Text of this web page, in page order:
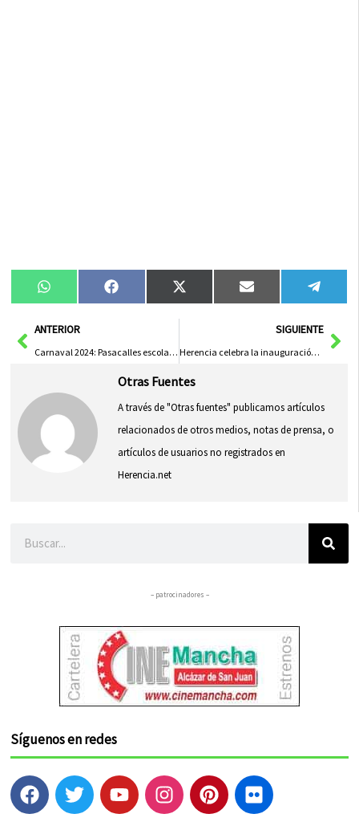
Compartir
en
WhatsAppCompartir
en
FacebookCompartir
en
X
(Twitter)
Compartir
en
Email
en
AntANTERIOR
Carnaval 2024: Pasacalles escolar del jueves
SIGUIENTE
Herencia celebra la inauguración del Carnaval 2024 con una explosión de tradición y color
Otras Fuentes
A través de "Otras fuentes" publicamos artículos
relacionados de otros medios, notas de prensa, o
artículos de usuarios no registrados en
Herencia.net
– patrocinadores –
Síguenos en redes
F
a
T
w
Y
o
I
n
P
i
F
l